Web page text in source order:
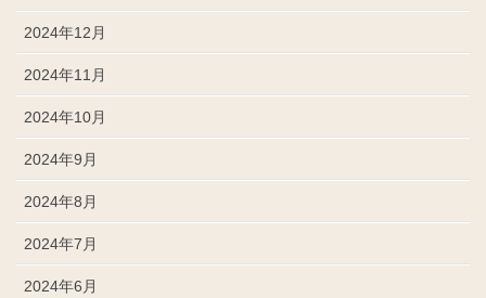
2024年12月
2024年11月
2024年10月
2024年9月
2024年8月
2024年7月
2024年6月